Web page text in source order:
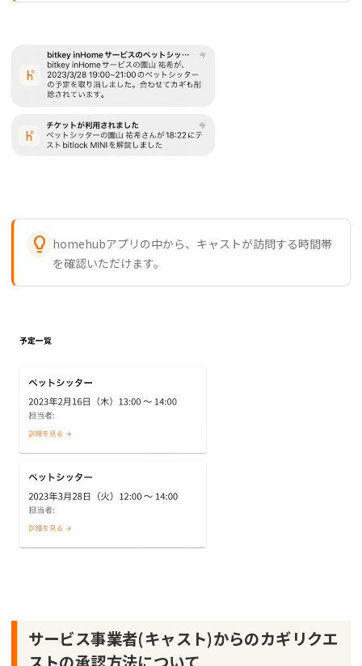
 homehubアプリの中から、キャストが訪問する時間帯
を確認いただけます。
サービス事業者(キャスト)からのカギリクエ
ストの承認方法について